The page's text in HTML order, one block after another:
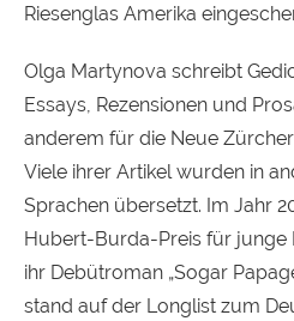
Riesenglas Amerika
Olga Martynova schreibt
Essays, Rezensionen und
anderem für die Neue
Viele ihrer Artikel wurden in
Sprachen übersetzt. Im Jahr
Hubert-Burda-Preis für junge
ihr Debütroman „Sogar
stand auf der Longlist zum